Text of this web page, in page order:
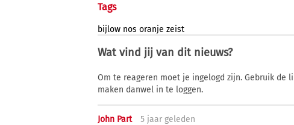
Tags
bijlow nos oranje zeist
Wat vind jij van dit nieuws?
Om te reageren moet je ingelogd zijn. Gebruik de
maken danwel in te loggen.
John Part 5 jaar geleden